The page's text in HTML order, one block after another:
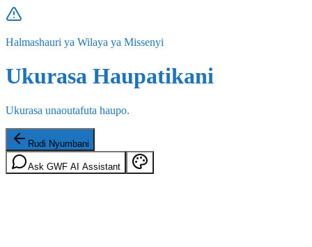
Halmashauri ya Wilaya ya Missenyi
Ukurasa Haupatikani
Ukurasa unaoutafuta haupo.
Rudi Nyumbani
Ask GWF AI Assistant